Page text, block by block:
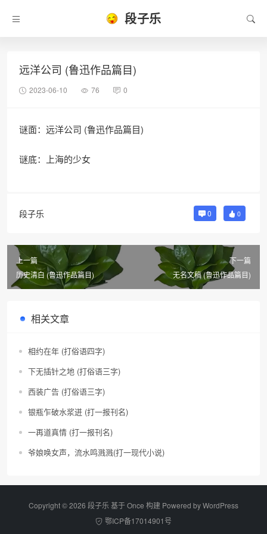
段子乐
远洋公司 (鲁迅作品篇目)
2023-06-10 76 0
谜面：远洋公司 (鲁迅作品篇目)
谜底：上海的少女
段子乐 0 0
上一篇
历史清白 (鲁迅作品篇目)
下一篇
无名文稿 (鲁迅作品篇目)
相关文章
相约在年 (打俗语四字)
下无插针之地 (打俗语三字)
西装广告 (打俗语三字)
银瓶乍破水浆迸 (打一报刊名)
一再道真情 (打一报刊名)
爷娘唤女声，流水鸣溅溅(打一现代小说)
Copyright © 2026 段子乐 基于 Once 构建 Powered byWordPress
鄂ICP备17014901号